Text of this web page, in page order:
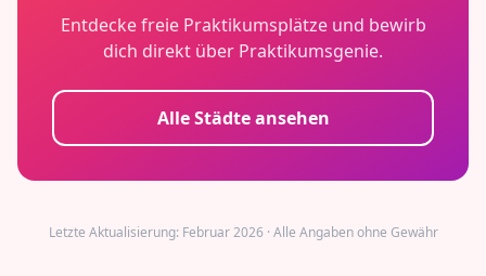
Entdecke freie Praktikumsplätze und bewirb
dich direkt über Praktikumsgenie.
Alle Städte ansehen
Letzte Aktualisierung: Februar 2026 · Alle Angaben ohne Gewähr